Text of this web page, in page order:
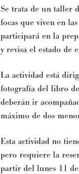
Se trata de un taller
focas que viven en
participará en la
y revisa el estado de
La actividad está
fotografía del libro
deberán ir
máximo de dos
Esta actividad no
pero requiere la
partir del lunes 11